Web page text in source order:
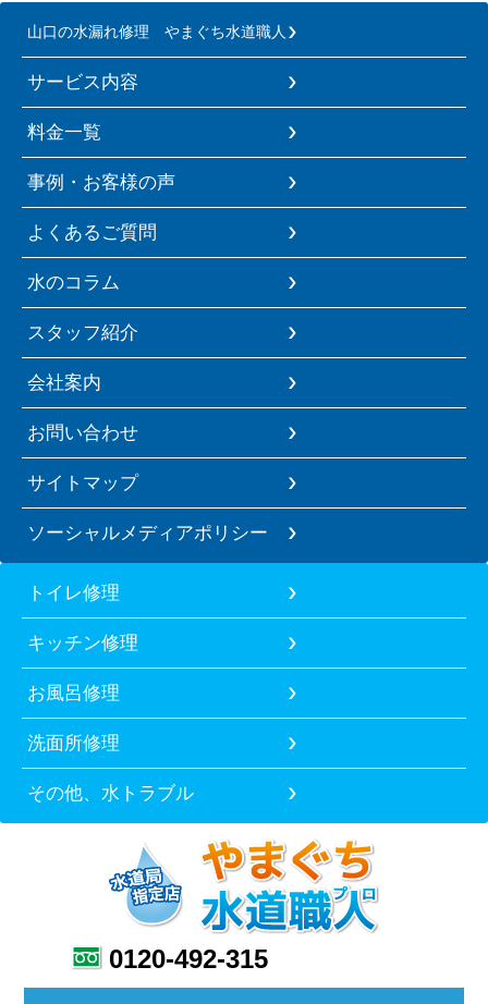
山口の水漏れ修理 やまぐち水道職人
サービス内容
料金一覧
事例・お客様の声
よくあるご質問
水のコラム
スタッフ紹介
会社案内
お問い合わせ
サイトマップ
ソーシャルメディアポリシー
トイレ修理
キッチン修理
お風呂修理
洗面所修理
その他、水トラブル
0120-492-315